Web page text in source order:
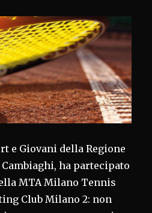
e Giovani della Regione
ha partecipato
MTA Milano Tennis
Club Milano 2: non